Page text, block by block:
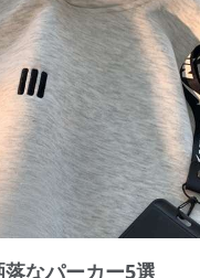
なパーカー5選